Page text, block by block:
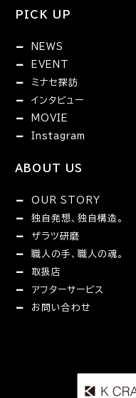
PICK UP
NEWS
EVENT
ミナセ探訪
インタビュー
MOVIE
Instagram
ABOUT US
OUR STORY
独自発想、独自構造。
ザラツ研磨
職人の手、職人の魂。
取扱店
アフターサービス
お問い合わせ